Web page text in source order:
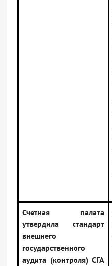
Счетная палата
утвердила стандарт
внешнего
государственного
аудита (контроля) СГА